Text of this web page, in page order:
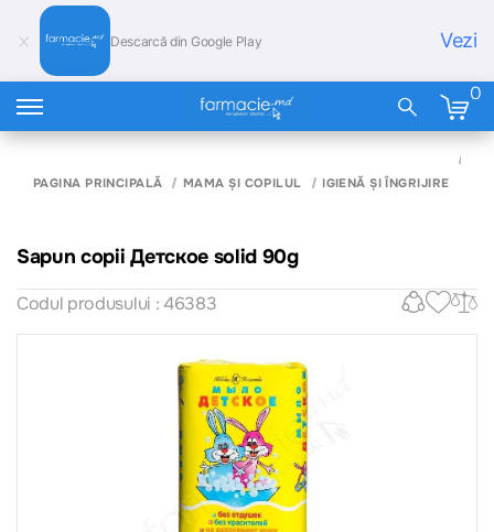
Descarcă din Google Play Vezi
0
PAGINA PRINCIPALĂ MAMA ȘI COPILUL IGIENĂ ȘI ÎNGRIJIRE
Sapun copii Детское solid 90g
Codul produsului : 46383